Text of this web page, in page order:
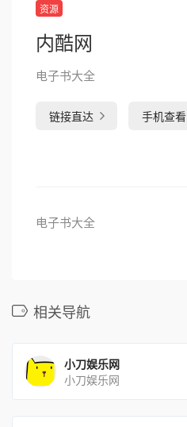
资源
内酷网
电子书大全
链接直达 手机查看
电子书大全
相关导航
小刀娱乐网
小刀娱乐网